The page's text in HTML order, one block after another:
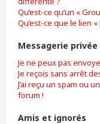
Qu’est-ce qu’un «
Qu’est-ce que le lien
Messagerie privée
Je ne peux pas
Je reçois sans arrêt
J’ai reçu un spam ou
forum !
Amis et ignorés